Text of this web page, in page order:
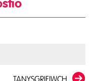
TANYSGRIFIWCH